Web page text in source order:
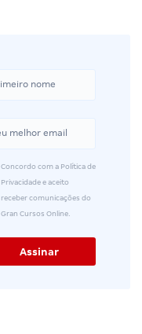
Concordo com a Política de
Privacidade e aceito
receber comunicações do
Gran Cursos Online.